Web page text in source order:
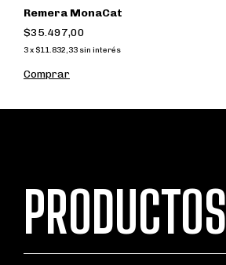
Remera MonaCat
$35.497,00
3x $11.832,33 sin interés
Comprar
PRODUCTOS